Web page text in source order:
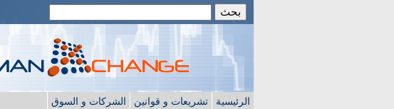
الرئيسية تشريعات و قوانين الشركات و السوق